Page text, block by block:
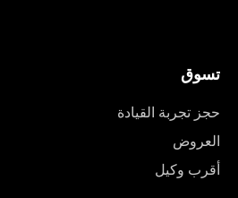
تسوق
حجز تجربة القيادة
العروض
أقرب وكيل